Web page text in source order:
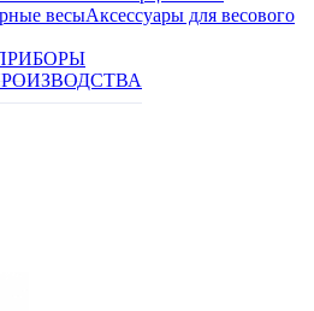
весыАксессуары для весового